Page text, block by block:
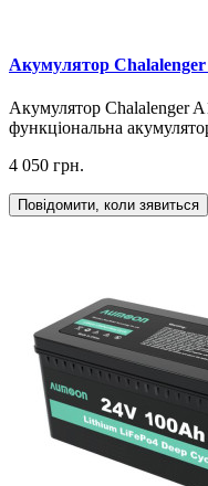
Акумулятор
Акумулятор Chalalenger
функціональна
4 050 грн.
Повідомити, коли зявиться